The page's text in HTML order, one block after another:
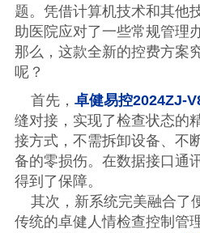
题。凭借计算机技术和其他
助医院应对了一些常规管理
那么，这款全新的控费方案
呢？
首先， 卓健易控2024ZJ-
缝对接，实现了检查状态的
接方式，不需拆卸设备、不
备的零损伤。在数据接口通
得到了保障。
其次，新系统完美融合了
传统的卓健人情检查控制管